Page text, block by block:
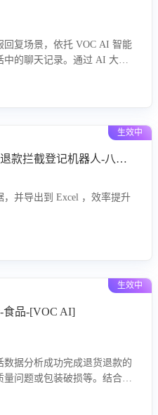
复场景，依托 VOC AI 智能
中的聊天记录。通过 AI 大模
略，助力商家快速优化快捷
生效中
抖音小店已发货仅退款拦截登记机器人-八爪鱼
并导出到 Excel ，效率提升
生效中
食品-[VOC AI]
据分析成功完成退货退款的
问题或包装破损等。结合AI